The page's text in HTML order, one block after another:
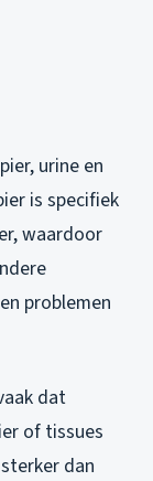
urine en
is specifiek
waardoor
problemen
dat
of tissues
dan